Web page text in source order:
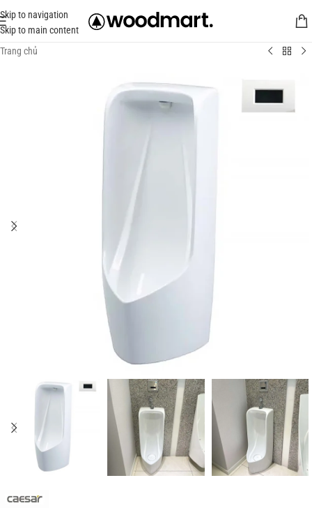
Skip to navigation
Skip to main content
Trang chủ